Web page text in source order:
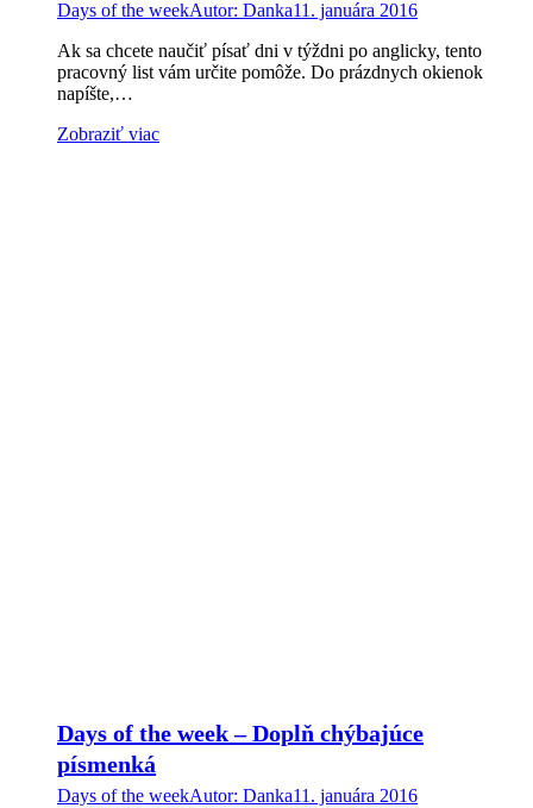
Days of the weekAutor: Danka11. januára 2016
Ak sa chcete naučiť písať dni v týždni po anglicky, tento
pracovný list vám určite pomôže. Do prázdnych okienok
napíšte,…
Zobraziť viac
Days of the week – Doplň chýbajúce
písmenká
Days of the weekAutor: Danka11. januára 2016